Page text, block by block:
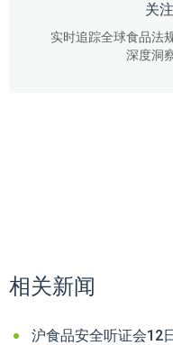
关
实时追踪全球食品法
深度洞
相关新闻
沪食品安全听证会12